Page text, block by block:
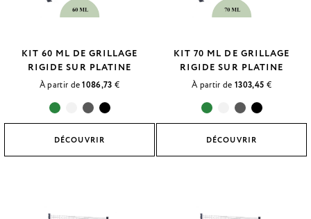
KIT 60 ML DE GRILLAGE
RIGIDE SUR PLATINE
À partir de1086,73€
DÉCOUVRIR
KIT 70 ML DE GRILLAGE
RIGIDE SUR PLATINE
À partir de 1303,45 €
DÉCOUVRIR